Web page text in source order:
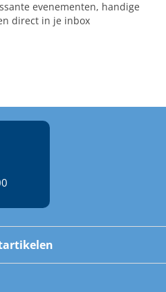
evenementen, handige
direct in je inbox